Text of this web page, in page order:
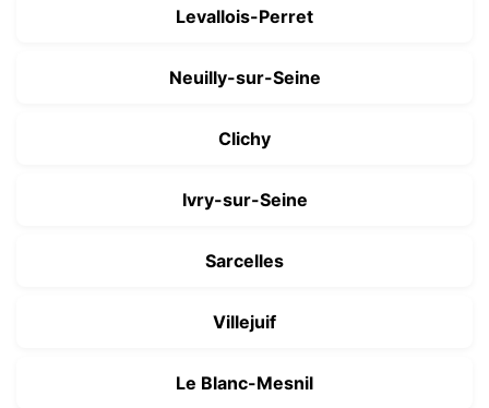
Levallois-Perret
Neuilly-sur-Seine
Clichy
Ivry-sur-Seine
Sarcelles
Villejuif
Le Blanc-Mesnil